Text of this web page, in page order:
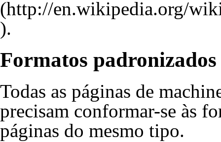
.
Formatos padronizados
Todas as páginas de
precisam conformar-se às
páginas do mesmo tipo.